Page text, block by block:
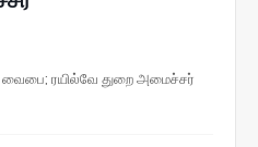
ரயில்வே துறை அமைச்சர்